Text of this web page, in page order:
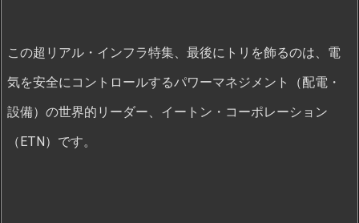
この超リアル・インフラ特集、最後にトリを飾るのは、電
気を安全にコントロールするパワーマネジメント（配電・
設備）の世界的リーダー、イートン・コーポレーション
（ETN）です。